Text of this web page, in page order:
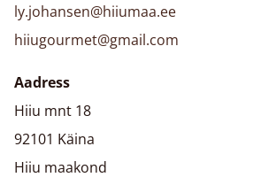
ly.johansen@hiiumaa.ee
hiiugourmet@gmail.com
Aadress
Hiiu mnt 18
92101 Käina
Hiiu maakond